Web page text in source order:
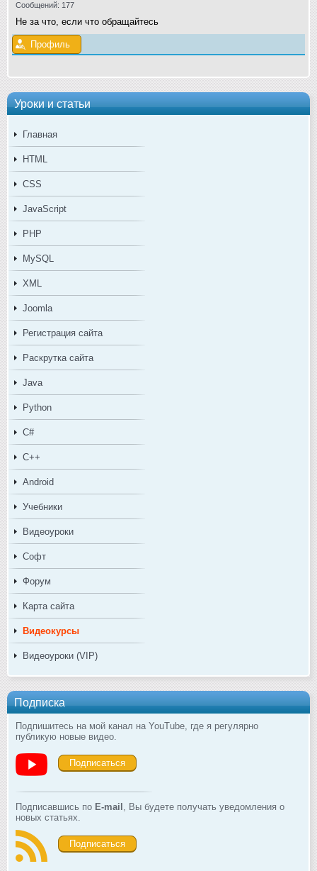
Уроки и статьи
Главная
HTML
CSS
JavaScript
PHP
MySQL
XML
Joomla
Регистрация сайта
Раскрутка сайта
Java
Python
C#
C++
Android
Учебники
Видеоуроки
Софт
Форум
Карта сайта
Видеокурсы
Видеоуроки (VIP)
Подписка
Подпишитесь на мой канал на YouTube, где я регулярно
публикую новые видео.
Подписаться
Подписавшись по E-mail , Вы будете получать уведомления о
новых статьях.
Подписаться
Сообщений: 177
Не за что, если что обращайтесь
Профиль